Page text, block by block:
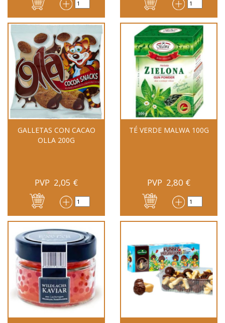
GALLETAS CON CACAO
OLLA 200G
PVP 2,05 €
TÉ VERDE MALWA 100G
PVP 2,80 €